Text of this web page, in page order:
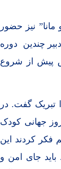
نیز حضور
چندین دوره
پیش از شروع
تبریک گفت. در
جهانی کودک
فکر کردند این
جای امن و